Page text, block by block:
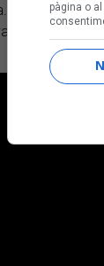
Ho faig a
l’amor
pàgina o